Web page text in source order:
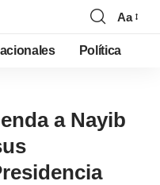
Aa
Política
a Nayib